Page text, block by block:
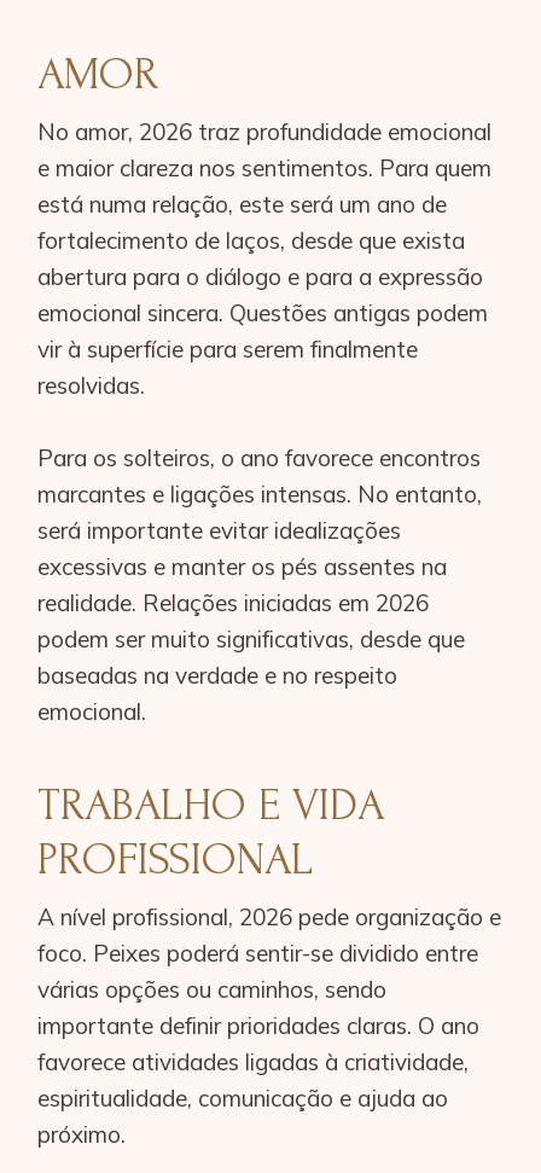
AMOR
No amor, 2026 traz profundidade emocional
e maior clareza nos sentimentos. Para quem
está numa relação, este será um ano de
fortalecimento de laços, desde que exista
abertura para o diálogo e para a expressão
emocional sincera. Questões antigas podem
vir à superfície para serem finalmente
resolvidas.
Para os solteiros, o ano favorece encontros
marcantes e ligações intensas. No entanto,
será importante evitar idealizações
excessivas e manter os pés assentes na
realidade. Relações iniciadas em 2026
podem ser muito significativas, desde que
baseadas na verdade e no respeito
emocional.
TRABALHO E VIDA
PROFISSIONAL
A nível profissional, 2026 pede organização e
foco. Peixes poderá sentir-se dividido entre
várias opções ou caminhos, sendo
importante definir prioridades claras. O ano
favorece atividades ligadas à criatividade,
espiritualidade, comunicação e ajuda ao
próximo.